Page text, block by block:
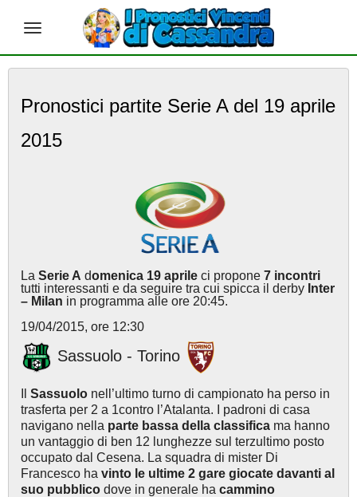
Pronostici partite Serie A del 19 aprile
2015
La Serie A domenica 19 aprile ci propone 7 incontri
tutti interessanti e da seguire tra cui spicca il derby Inter
– Milan in programma alle ore 20:45.
19/04/2015, ore 12:30
Sassuolo - Torino
Sassuolo nell’ultimo turno di campionato ha perso in
trasferta per 2 a 1contro l’Atalanta. I padroni di casa
navigano nella parte bassa della classifica ma hanno
un vantaggio di ben 12 lunghezze sul terzultimo posto
occupato dal Cesena. La squadra di mister Di
Francesco ha vinto le ultime 2 gare giocate davanti al
suo pubblico dove in generale ha cammino